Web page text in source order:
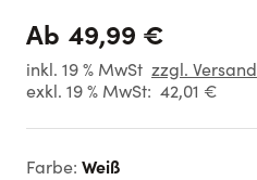
Ab 49,99 €
inkl. 19 % MwSt zzgl. Versand
exkl. 19 % MwSt: 42,01 €
Farbe: Weiß